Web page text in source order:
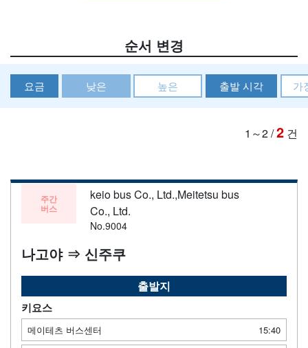
순서 변경
요금 낮은 높은 출발 시각 가
1～2/2 건
주간
버스
keio bus Co., Ltd.,Meitetsu bus
Co., Ltd.
No.9004
나고야 ⇒ 신주쿠
출발지
키요스
메이테츠 버스센터
15:40